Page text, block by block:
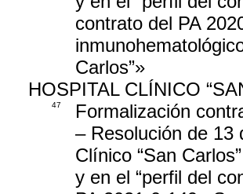
contrato del PA
Carlos”»
HOSPITAL CLÍNICO
47
Formalización
– Resolución de 13
Clínico “San
y en el “perfil del